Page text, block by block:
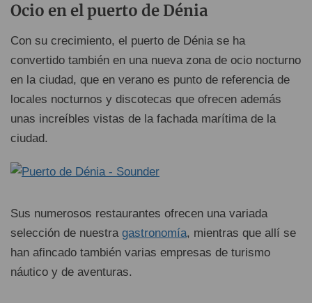
Ocio en el puerto de Dénia
Con su crecimiento, el puerto de Dénia se ha
convertido también en una nueva zona de ocio nocturno
en la ciudad, que en verano es punto de referencia de
locales nocturnos y discotecas que ofrecen además
unas increíbles vistas de la fachada marítima de la
ciudad.
Sus numerosos restaurantes ofrecen una variada
selección de nuestra gastronomía, mientras que allí se
han afincado también varias empresas de turismo
náutico y de aventuras.